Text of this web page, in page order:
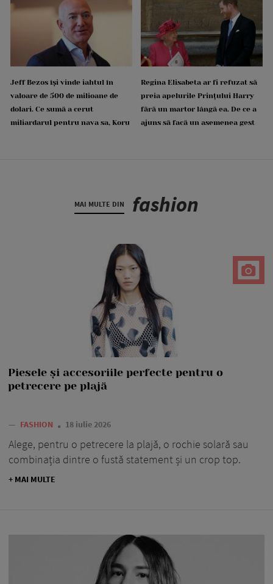
Jeff Bezos își vinde iahtul în
valoare de 500 de milioane de
dolari. Ce sumă a cerut
miliardarul pentru nava sa, Koru
Regina Elisabeta ar fi refuzat să
preia apelurile Prințului Harry
fără un martor lângă ea. De ce a
ajuns să facă un asemenea gest
MAI MULTE DIN fashion
Piesele și accesoriile perfecte pentru o
petrecere pe plajă
— FASHION 18 iulie 2026
Alege, pentru o petrecere la plajă, o rochie solară sau
combinația dintre o fustă statement și un crop top.
+ MAI MULTE